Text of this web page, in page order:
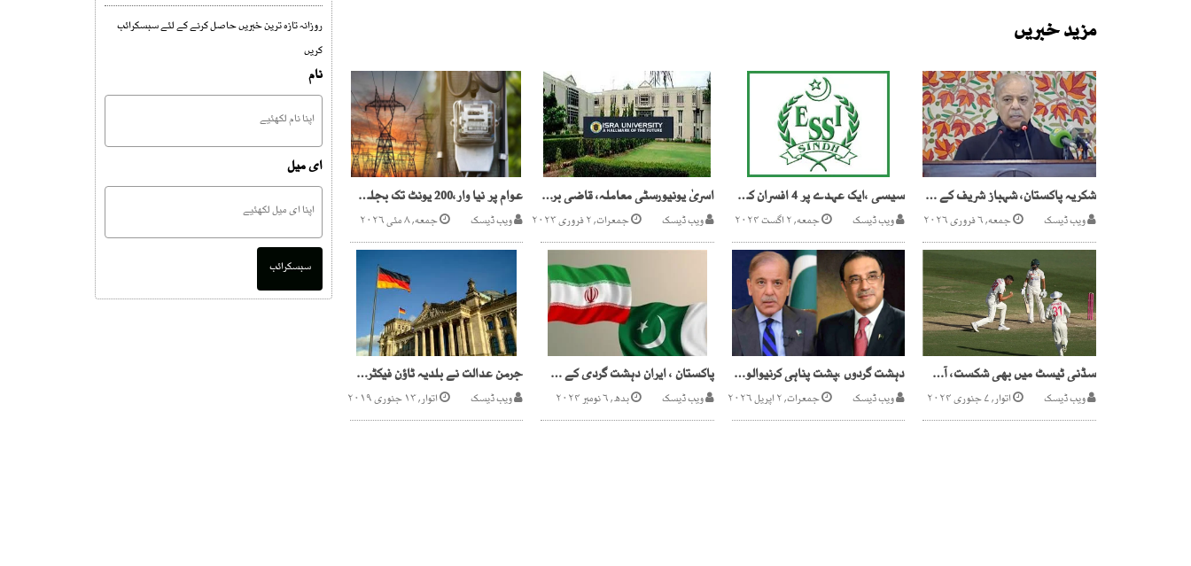
مزید خبریں
شکریہ پاکستان، شہباز شریف کے دبنگ بیان پر بنگلادیش کا ردعمل
ویب ڈیسک جمعه, ۶ فروری ۲۰۲۶
سیسی ،ایک عہدے پر 4 افسران کی تعیناتی
ویب ڈیسک جمعه, ۲ اگست ۲۰۲۴
اسریٰ یونیورسٹی معاملہ، قاضی برداری کی ایک اور قانونی فتح
ویب ڈیسک جمعرات, ۲ فروری ۲۰۲۳
عوام پر نیا وار،200 یونٹ تک بجلی سبسڈی ختم،پاکستان کی آئی ایم ایف کو نیا نظام متعارف کرانے کی یقین دہانی
ویب ڈیسک جمعه, ۸ مئی ۲۰۲۶
سڈنی ٹیسٹ میں بھی شکست، آسٹریلیا نے قومی ٹیم کو وائٹ واش کردیا
ویب ڈیسک اتوار, ۷ جنوری ۲۰۲۴
دہشت گردوں ،پشت پناہی کرنیوالوں کو نہیں چھوڑیں گے،صدرمملکت،وزیراعظم
ویب ڈیسک جمعرات, ۲ اپریل ۲۰۲۶
پاکستان ، ایران دہشت گردی کے چیلنجز سے مل کر نمٹنے پر متفق
ویب ڈیسک بدھ, ۶ نومبر ۲۰۲۴
جرمن عدالت نے بلدیہ ٹاؤن فیکٹری کراچی سے متعلق مقدمہ خارج کر دیا
ویب ڈیسک اتوار, ۱۳ جنوری ۲۰۱۹
روزانہ تازہ ترین خبریں حاصل کرنے کے لئے سبسکرائب
کریں
نام
ای میل
سبسکرائب